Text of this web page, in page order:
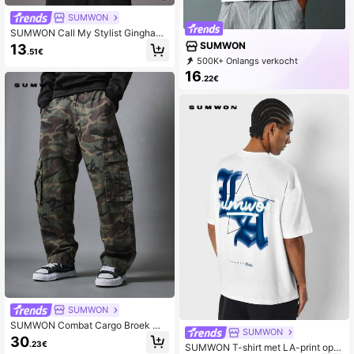
SUMWON
SUMWON Call My Stylist Gingham
Check Boxy Shirt Streetwear Overs
ized Button Down Casual Urban Fa
13.51€
SUMWON
SUMWON Combat Cargo Broek Mili
taire Stijl Losse Pasvorm Woodland
Camouflage Tactische Streetwear
30.23€
SUMWON
500K+ Onlangs verkocht
99K+ Opnieuw kopen
1M Abonnement
16.22€
SUMWON
SUMWON T-shirt met LA-print op d